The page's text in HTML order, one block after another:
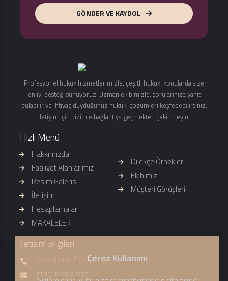
GÖNDER VE KAYDOL
Profesyonel hukuk hizmetlerimizle, çeşitli hukuki konularda size
en iyi desteği sunuyoruz. Uzman ekibimizle, sorularınıza yanıt
bulabilir ve ihtiyaç duyduğunuz hukuki çözümleri keşfedebilirsiniz.
İletişim için bizimle bağlantıya geçmekten çekinmeyin.
Hızlı Menü
Hakkımızda
Faaliyet Alanlarımız
Resim Galerisi
İletişim
Hesaplamalar
MAKALELER
Dilekçe Örnekleri
Ekibimiz
Müşteri Görüşleri
İletişim Bilgileri
0 (535) 688 75 27
info@ilksoy.com
Çerez Kullanımı